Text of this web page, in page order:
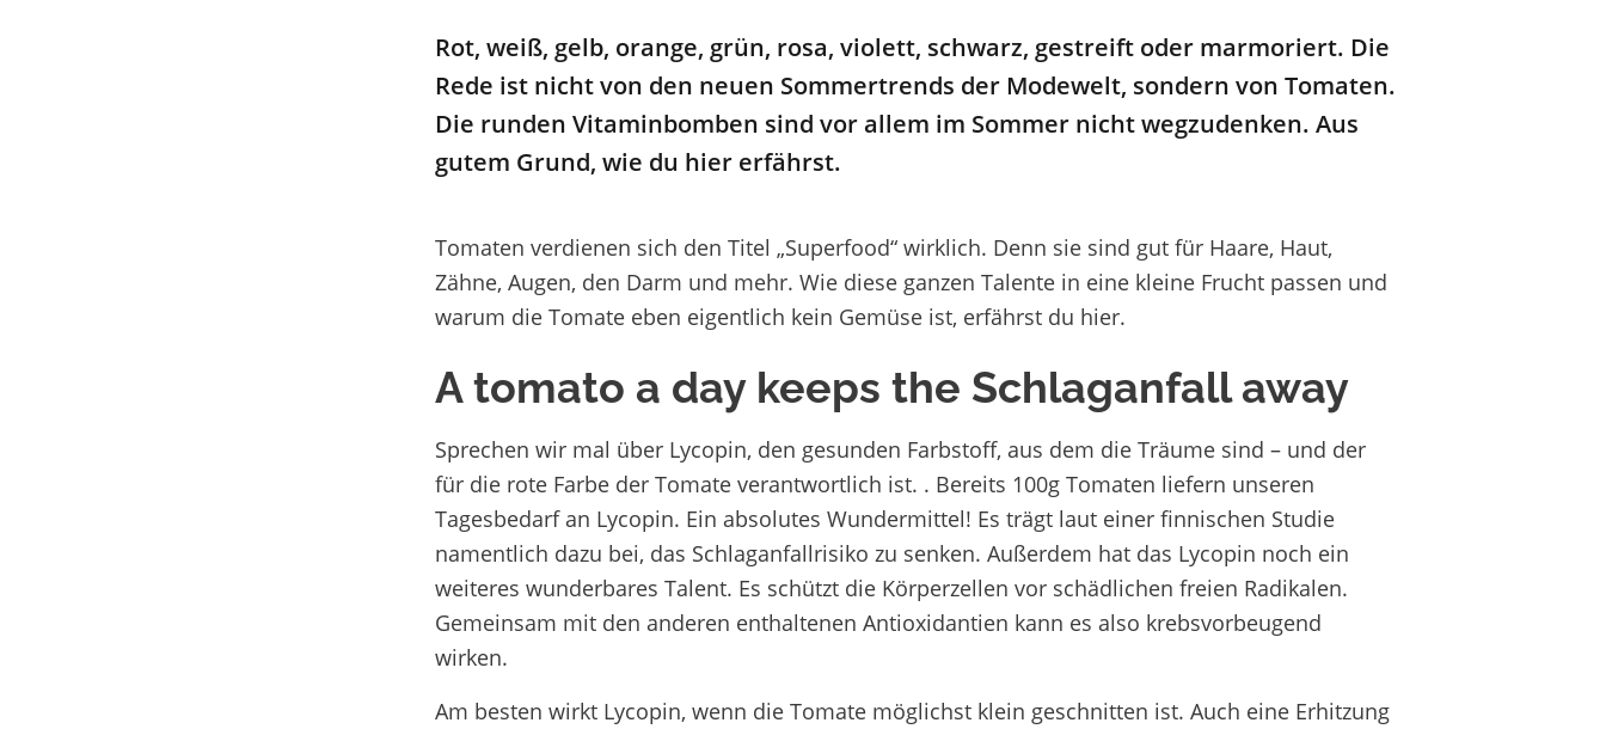
Rot, weiß, gelb, orange, grün, rosa, violett, schwarz, gestreift oder marmoriert. Die
Rede ist nicht von den neuen Sommertrends der Modewelt, sondern von Tomaten.
Die runden Vitaminbomben sind vor allem im Sommer nicht wegzudenken. Aus
gutem Grund, wie du hier erfährst.
Tomaten verdienen sich den Titel „Superfood“wirklich. Denn sie sind gut für Haare, Haut,
Zähne, Augen, den Darm und mehr. Wie diese ganzen Talente in eine kleine Frucht passen und
warum die Tomate eben eigentlich kein Gemüse ist, erfährst du hier.
Atomato a day keeps the Schlaganfallaway
Sprechen wir mal über Lycopin, den gesunden Farbstoff, aus dem die Träume sind – und der
für die rote Farbe der Tomate verantwortlich ist. . Bereits 100g Tomaten liefern unseren
Tagesbedarf an Lycopin. Ein absolutes Wundermittel! Es trägt laut einer finnischen Studie
namentlich dazu bei, das Schlaganfallrisiko zu senken. Außerdem hat das Lycopin noch ein
weiteres wunderbares Talent. Es schützt die Körperzellen vor schädlichen freien Radikalen.
Gemeinsam mit den anderen enthaltenen Antioxidantien kann es also krebsvorbeugend
wirken.
Am besten wirkt Lycopin, wenn die Tomate möglichst klein geschnitten ist. Auch eine Erhitzung